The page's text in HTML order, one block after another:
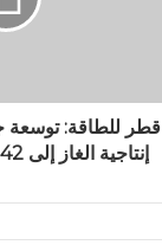
قطر للطاقة: توسعة
إنتاجية الغاز إلى 142 مليون طن سنويًا